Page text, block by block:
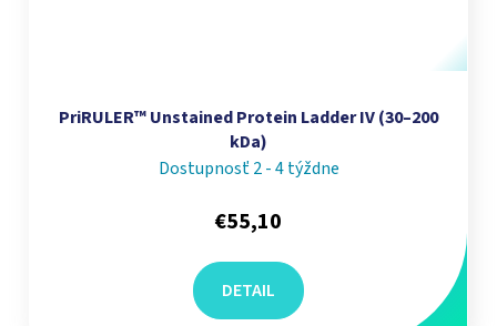
PriRULER™ Unstained Protein Ladder IV (30–200
kDa)
Dostupnosť 2 - 4 týždne
€55,10
DETAIL